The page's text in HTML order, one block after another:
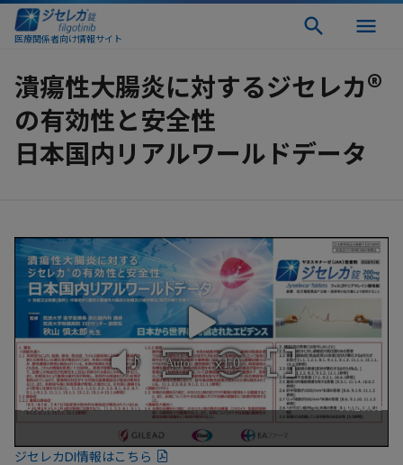
医療関係者向け情報サイト
潰瘍性大腸炎に対するジセレカ ®
の有効性と安全性
日本国内リアルワールドデータ
ジセレカDI情報はこちら